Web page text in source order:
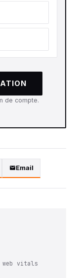
de compte.
Email
web vitals